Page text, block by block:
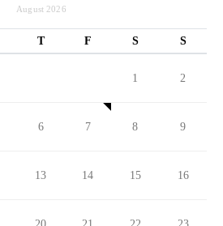
August 2026
T F S S
1 2
6 7 8 9
13 14 15 16